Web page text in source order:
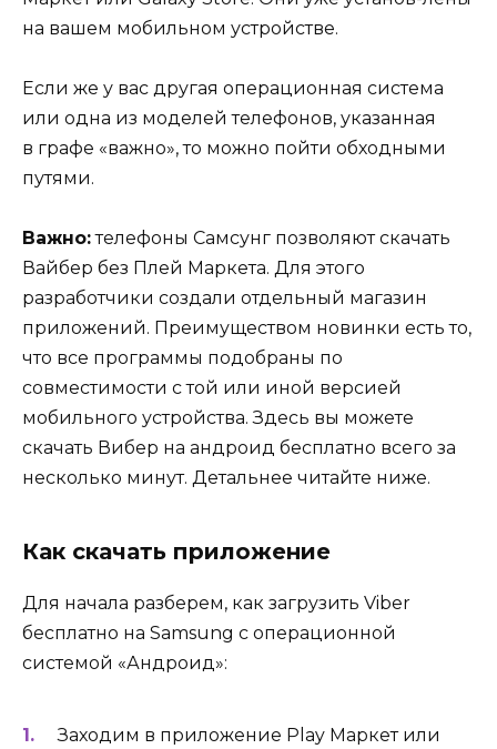
на вашем мобильном устройстве.
Если же у вас другая операционная система
или одна из моделей телефонов, указанная
в графе «важно», то можно пойти обходными
путями.
Важно:телефоны Самсунг позволяют скачать
Вайбер без Плей Маркета. Для этого
разработчики создали отдельный магазин
приложений. Преимуществом новинки есть то,
что все программы подобраны по
совместимости с той или иной версией
мобильного устройства. Здесь вы можете
скачать Вибер на андроид бесплатно всего за
несколько минут. Детальнее читайте ниже.
Как скачать приложение
Для начала разберем, как загрузить Viber
бесплатно на Samsung с операционной
системой «Андроид»:
Заходим в приложение Play Маркет или